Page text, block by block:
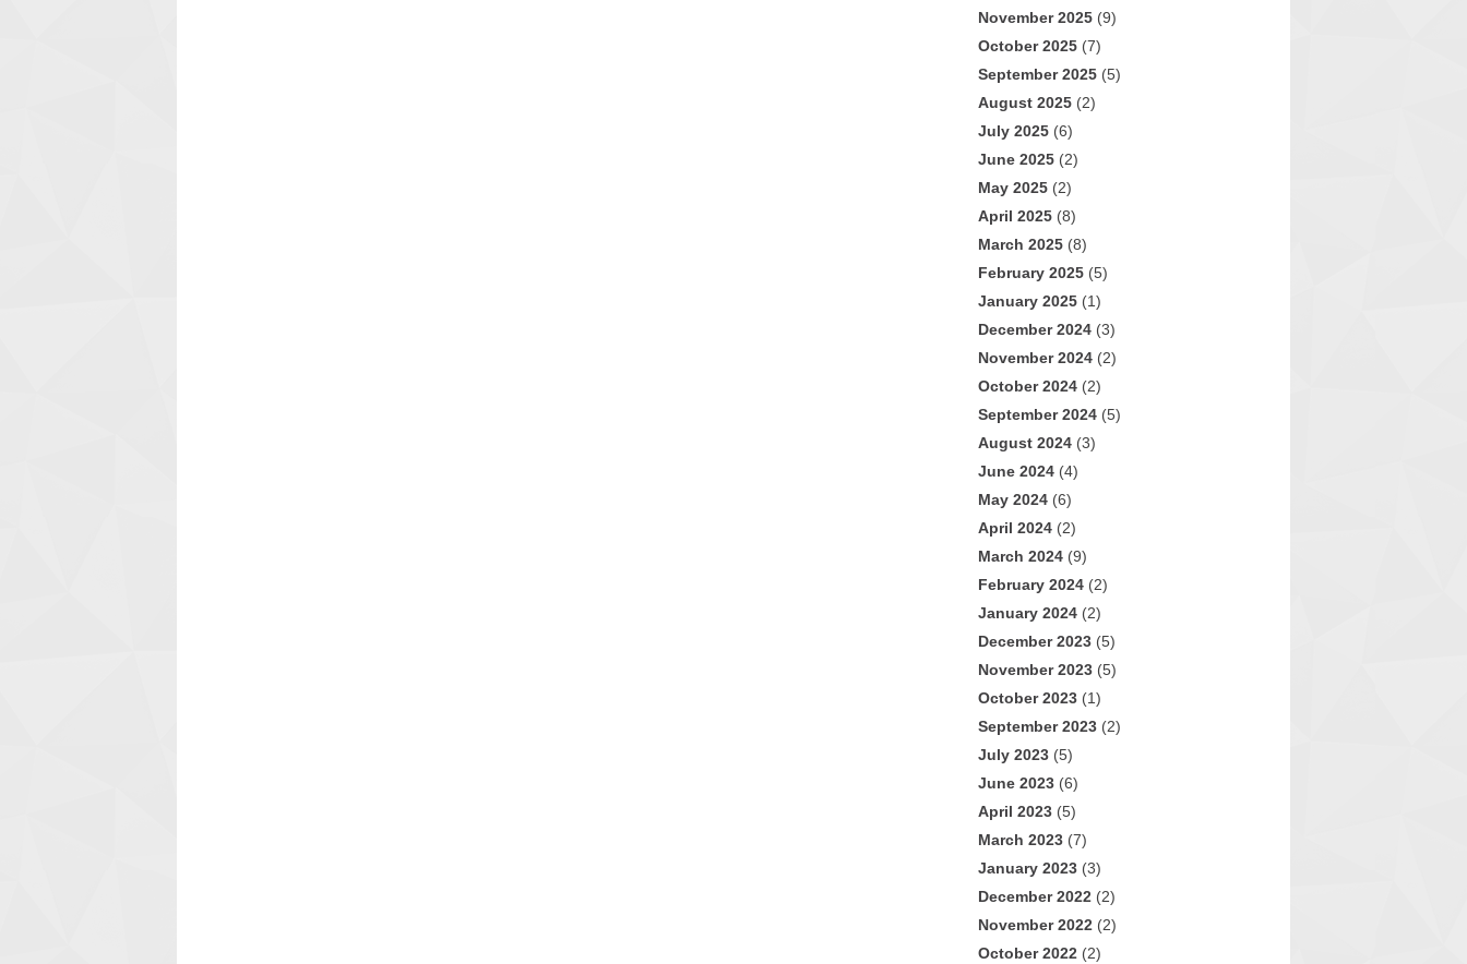
November 2025 (9)
October 2025 (7)
September 2025 (5)
August 2025 (2)
July 2025 (6)
June 2025 (2)
May 2025 (2)
April 2025 (8)
March 2025 (8)
February 2025 (5)
January 2025 (1)
December 2024 (3)
November 2024 (2)
October 2024 (2)
September 2024 (5)
August 2024 (3)
June 2024 (4)
May 2024 (6)
April 2024 (2)
March 2024 (9)
February 2024 (2)
January 2024 (2)
December 2023 (5)
November 2023 (5)
October 2023 (1)
September 2023 (2)
July 2023 (5)
June 2023 (6)
April 2023 (5)
March 2023 (7)
January 2023 (3)
December 2022 (2)
November 2022 (2)
October 2022 (2)